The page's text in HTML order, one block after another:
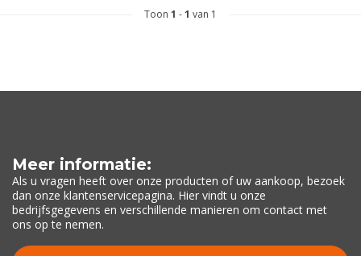
Toon 1 -1 van 1
Meer informatie:
Als u vragen heeft over onze producten of uw aankoop, bezoek
dan onze klantenservicepagina. Hier vindt u onze
bedrijfsgegevens en verschillende manieren om contact met
ons op te nemen.